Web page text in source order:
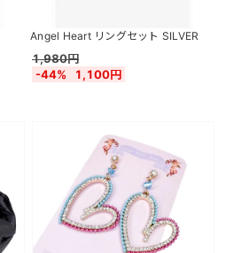
Angel Heart リングセット SILVER
1,980円
-44%
1,100円